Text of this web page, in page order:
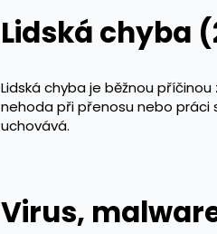
Lidská chyba
Lidská chyba je běžnou
nehoda při přenosu nebo práci
uchovává.
Virus,